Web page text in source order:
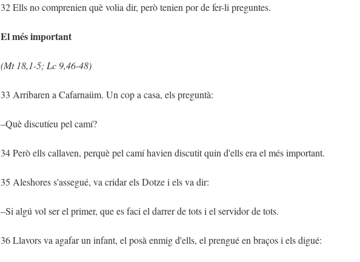
32 Ells no comprenien què volia dir, però tenien por de fer-li preguntes.
El més important
(Mt 18,1-5; Lc 9,46-48)
33 Arribaren a Cafarnaüm. Un cop a casa, els preguntà:
–Què discutíeu pel camí?
34 Però ells callaven, perquè pel camí havien discutit quin d'ells era el més important.
35 Aleshores s'assegué, va cridar els Dotze i els va dir:
–Si algú vol ser el primer, que es faci el darrer de tots i el servidor de tots.
36 Llavors va agafar un infant, el posà enmig d'ells, el prengué en braços i els digué: